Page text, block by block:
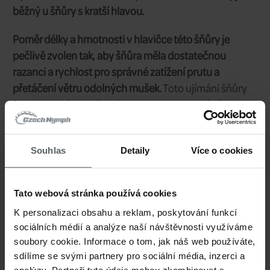
Souhlas Detaily Více o cookies
Tato webová stránka používá cookies
K personalizaci obsahu a reklam, poskytování funkcí
sociálních médií a analýze naší návštěvnosti využíváme
soubory cookie. Informace o tom, jak náš web používáte,
sdílíme se svými partnery pro sociální média, inzerci a
menších řekách nebo jezerech, kde je
nenápadnost, přesnost a prezentace
do dálky.
Šňůra Presentationse snadno
velmi dobře
až něco
metrů. Při nahazování z těsných pozic
předčí šňůry s delšími hlavami. S
Presentation WF můžete přenášet
špičku a nahazovat dále.
Díky tomu, ževětšina zátěžeje